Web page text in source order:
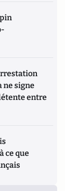
ne signe
entre
ce que